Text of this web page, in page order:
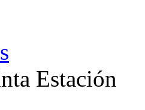
Estación